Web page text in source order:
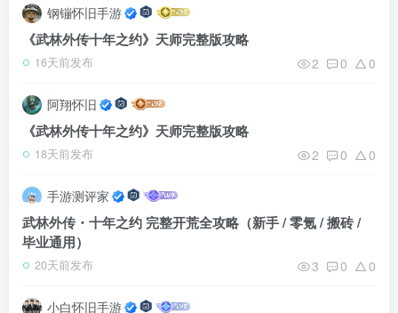
钢镚怀旧手游
《武林外传十年之约》天师完整版攻略
16天前发布 2 0 0
阿翔怀旧
《武林外传十年之约》天师完整版攻略
18天前发布 2 0 0
手游测评家
武林外传・十年之约 完整开荒全攻略（新手 / 零氪 / 搬砖 /
毕业通用）
20天前发布 3 0 0
小白怀旧手游